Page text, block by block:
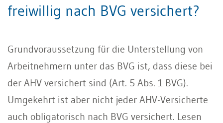
freiwillig nach BVG versichert?
Grundvoraussetzung für die Unterstellung von
Arbeitnehmern unter das BVG ist, dass diese bei
der AHV versichert sind (Art. 5 Abs. 1 BVG).
Umgekehrt ist aber nicht jeder AHV-Versicherte
auch obligatorisch nach BVG versichert. Lesen